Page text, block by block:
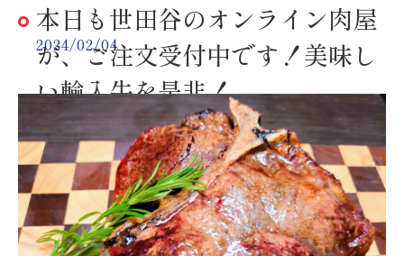
本日も世田谷のオンライン肉屋
が、ご注文受付中です！美味し
い輸入牛を是非！
2024/02/04